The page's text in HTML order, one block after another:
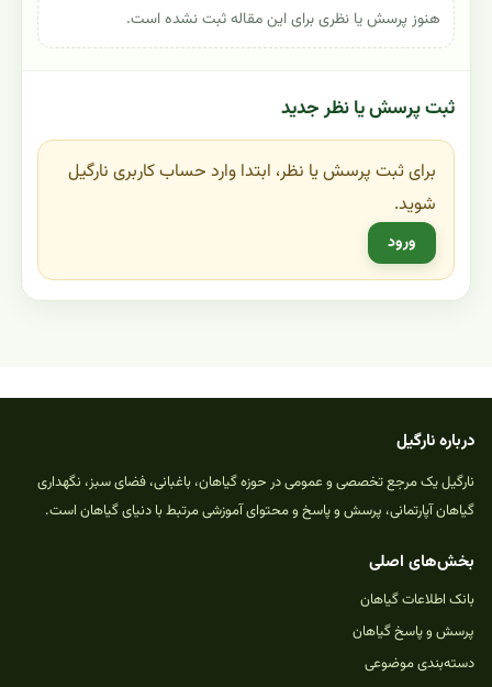
هنوز پرسش یا نظری برای این مقاله ثبت نشده است.
ثبت پرسش یا نظر جدید
برای ثبت پرسش یا نظر، ابتدا وارد حساب کاربری نارگیل
شوید.
ورود
درباره نارگیل
نارگیل یک مرجع تخصصی و عمومی در حوزه گیاهان، باغبانی، فضای سبز، نگهداری
گیاهان آپارتمانی، پرسش و پاسخ و محتوای آموزشی مرتبط با دنیای گیاهان است.
بخش‌های اصلی
بانک اطلاعات گیاهان
پرسش و پاسخ گیاهان
دسته‌بندی موضوعی